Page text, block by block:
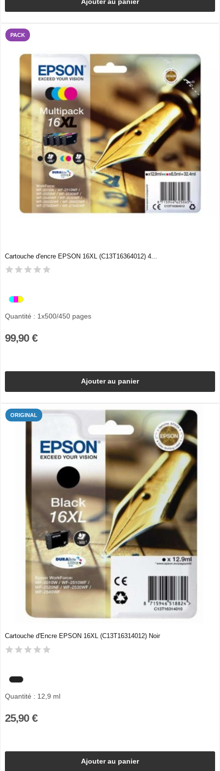
PACK
Cartouche d'encre EPSON 16XL (C13T16364012) 4...
Quantité : 1x500/450 pages
99,90 €
Ajouter au panier
ORIGINAL
Cartouche d'Encre EPSON 16XL (C13T16314012) Noir
Quantité : 12,9 ml
25,90 €
Ajouter au panier